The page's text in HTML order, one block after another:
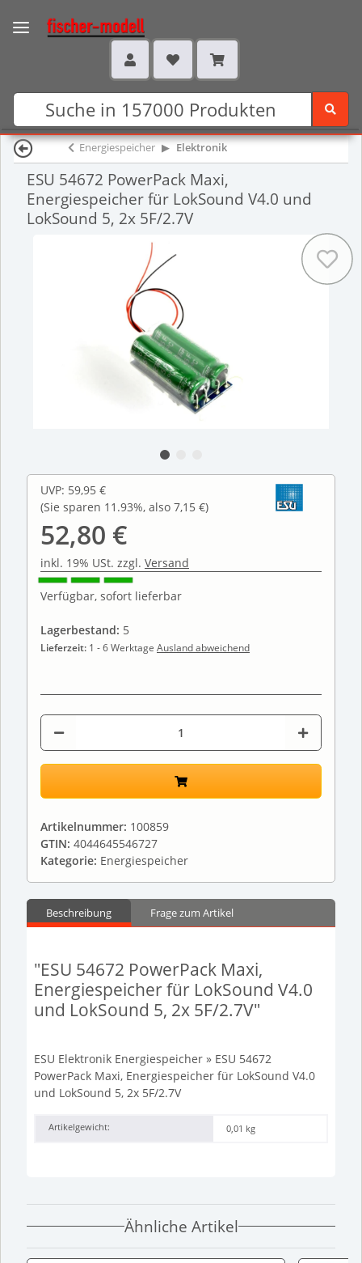
Energiespeicher Elektronik
ESU 54672 PowerPack Maxi,
Energiespeicher für LokSound V4.0 und
LokSound 5, 2x 5F/2.7V
UVP: 59,95 €
(Sie sparen 11.93%, also 7,15 €)
52,80 €
inkl. 19% USt. zzgl. Versand
Verfügbar, sofort lieferbar
Lagerbestand: 5
Lieferzeit: 1 - 6 Werktage Ausland abweichend
Artikelnummer: 100859
GTIN: 4044645546727
Kategorie: Energiespeicher
Beschreibung Frage zum Artikel
"ESU 54672 PowerPack Maxi,
Energiespeicher für LokSound V4.0
und LokSound 5, 2x 5F/2.7V"
ESU Elektronik Energiespeicher » ESU 54672
PowerPack Maxi, Energiespeicher für LokSound V4.0
und LokSound 5, 2x 5F/2.7V
Artikelgewicht: 0,01 kg
Ähnliche Artikel